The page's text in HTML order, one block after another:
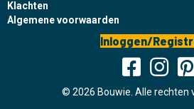
Klachten
Algemene voorwaarden
Inloggen/
© 2026 Bouwie. Alle rechten